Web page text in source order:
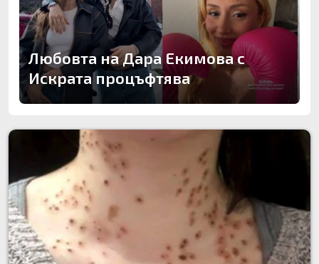
Любовта на Дара Екимова с
Искрата процъфтява